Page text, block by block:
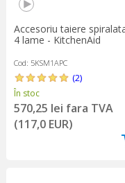
Accesoriu taiere
4 lame - KitchenAid
Cod: 5KSM1APC
(2)
În stoc
570,25 lei fara TVA
(117,0 EUR)